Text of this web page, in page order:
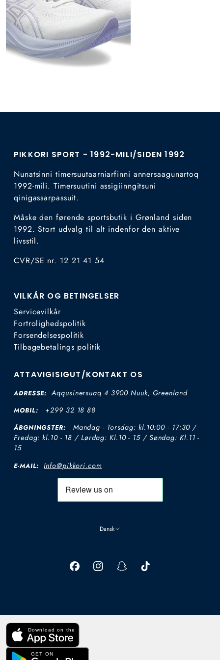
PIKKORI SPORT - 1992-MILI/SIDEN 1992
Nunatsinni timersuutaarniarfinni annersaagunartoq
1992-mili. Timersuutini assigiinngitsuni
qinigassarpassuit.
Måske den førende sportsbutik i Grønland siden
1992. Stort udvalg til alt indenfor den aktive
livsstil.
CVR/SE nr. 12 21 41 54
VILKÅR OG BETINGELSER
Servicevilkår
Fortrolighedspolitik
Forsendelsespolitik
Tilbagebetalings politik
ATTAVIGISIGUT/KONTAKT OS
ADRESSE: Aqqusinersuaq 4 3900 Nuuk, Greenland
MOBIL: +299 32 18 88
ÅBGNINGSTER:
Mandag - Torsdag: kl.10:00 - 17:30 /
Fredag: kl.10 - 18 / Lørdag: Kl.10 - 15 / Søndag: Kl.11 -
15
E-MAIL: Info@pikkori.com
Dansk
Download on the
GET ON